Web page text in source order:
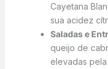
Cayetana
sua acidez
Saladas e
queijo de
elevadas